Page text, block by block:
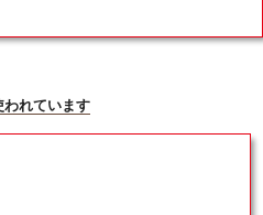
われています